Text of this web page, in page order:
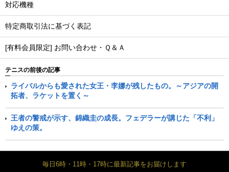
対応機種
特定商取引法に基づく表記
[有料会員限定] お問い合わせ・Ｑ＆Ａ
テニスの前後の記事
ライバルからも愛された女王・李娜が残したもの。～アジアの開
拓者、ラケットを置く～
王者の警戒が示す、錦織圭の成長。フェデラーが講じた「不利」
ゆえの策。
毎日6時・11時・17時に最新記事をお届けします